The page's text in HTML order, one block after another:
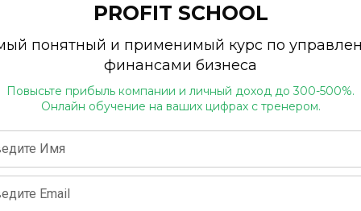
PROFIT SCHOOL
понятный и применимый курс по
финансами бизнеса
Повысьте прибыль компании и личный доход до 300-500%.
Онлайн обучение на ваших цифрах с тренером.